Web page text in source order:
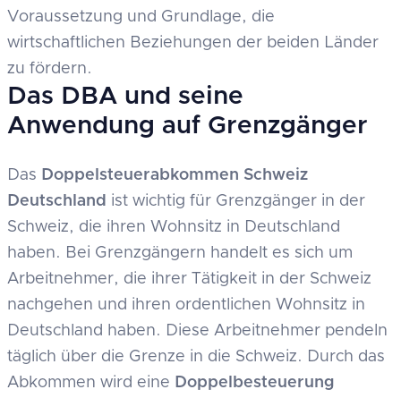
Voraussetzung und Grundlage, die
wirtschaftlichen Beziehungen der beiden Länder
zu fördern.
Das DBA und seine
Anwendung auf Grenzgänger
Das Doppelsteuerabkommen Schweiz
Deutschland ist wichtig für Grenzgänger in der
Schweiz, die ihren Wohnsitz in Deutschland
haben. Bei Grenzgängern handelt es sich um
Arbeitnehmer, die ihrer Tätigkeit in der Schweiz
nachgehen und ihren ordentlichen Wohnsitz in
Deutschland haben. Diese Arbeitnehmer pendeln
täglich über die Grenze in die Schweiz. Durch das
Abkommen wird eine Doppelbesteuerung